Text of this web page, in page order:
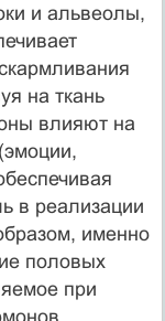
и альвеолы,
на ткань
влияют на
в реализации
именно
половых
при